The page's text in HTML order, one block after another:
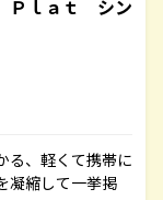
ｌａｔ シン
る、軽くて携帯に
凝縮して一挙掲